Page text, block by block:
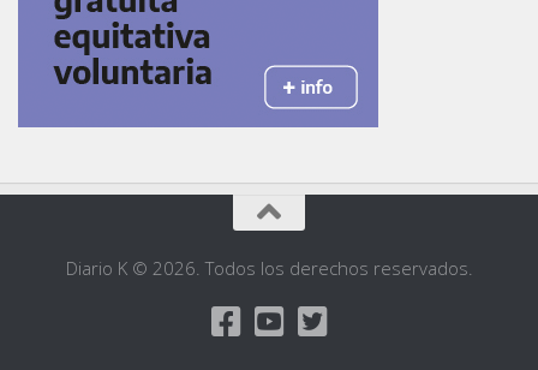
Diario K © 2026. Todos los derechos reservados.